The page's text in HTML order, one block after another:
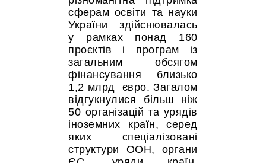
сферам освіти та науки
України здійснювалась
у рамках понад 160
проєктів і програм із
загальним обсягом
фінансування близько
1,2 млрд євро. Загалом
відгукнулися більш ніж
50 організацій та урядів
іноземних країн, серед
яких спеціалізовані
структури ООН, органи